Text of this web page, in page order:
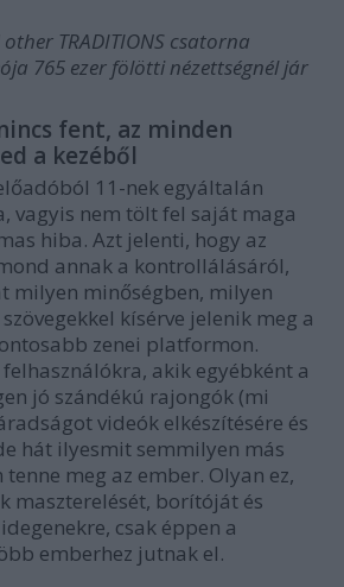
TRADITIONS csatorna
765 ezer fölötti nézettségnél jár
fent, az minden
a kezéből
11-nek egyáltalán
vagyis nem tölt fel saját maga
hiba. Azt jelenti, hogy az
annak a kontrollálásáról,
milyen minőségben, milyen
kísérve jelenik meg a
zenei platformon.
akik egyébként a
jó szándékú rajongók (mi
videók elkészítésére és
hát ilyesmit semmilyen más
meg az ember. Olyan ez,
maszterelését, borítóját és
csak éppen a
emberhez jutnak el.